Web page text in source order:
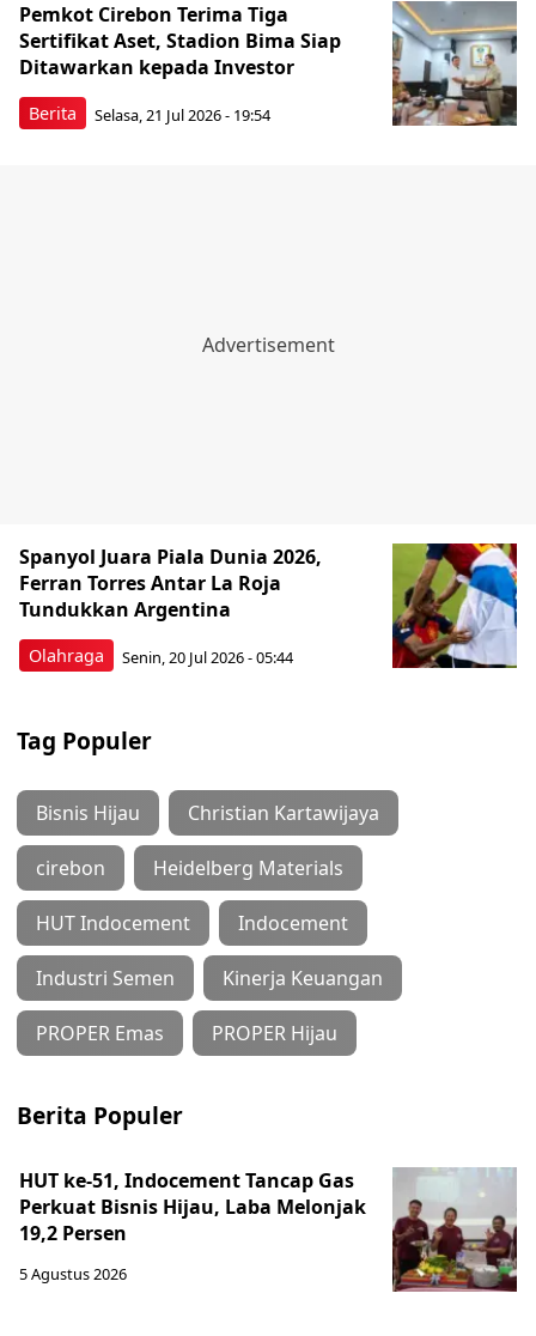
Berita
Pemkot Cirebon Terima Tiga
Sertifikat Aset, Stadion Bima Siap
Ditawarkan kepada Investor
Selasa, 21 Jul 2026 - 19:54
Olahraga
Spanyol Juara Piala Dunia 2026,
Ferran Torres Antar La Roja
Tundukkan Argentina
Senin, 20 Jul 2026 - 05:44
Tag Populer
Bisnis Hijau Christian Kartawijaya
cirebon Heidelberg Materials
HUT Indocement Indocement
Industri Semen Kinerja Keuangan
PROPER Emas PROPER Hijau
Berita Populer
HUT ke-51, Indocement Tancap Gas
Perkuat Bisnis Hijau, Laba Melonjak
19,2 Persen
5 Agustus 2026